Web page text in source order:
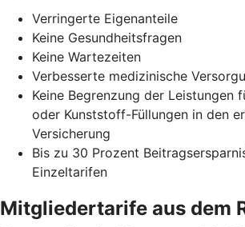
Verringerte Eigenanteile
Keine Gesundheitsfragen
Keine Wartezeiten
Verbesserte medizinische
Keine Begrenzung der Leistungen
oder Kunststoff-Füllungen in den
Versicherung
Bis zu 30 Prozent
Einzeltarifen
Mitgliedertarife aus dem